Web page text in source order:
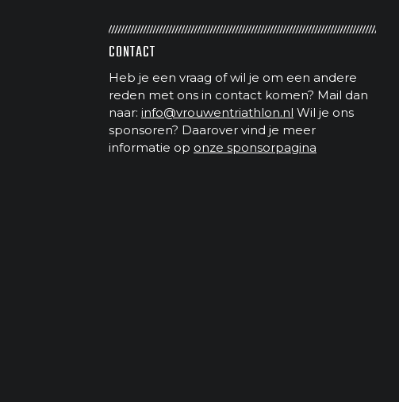
CONTACT
Heb je een vraag of wil je om een andere
reden met ons in contact komen? Mail dan
naar: info@vrouwentriathlon.nl Wil je ons
sponsoren? Daarover vind je meer
informatie op onze sponsorpagina